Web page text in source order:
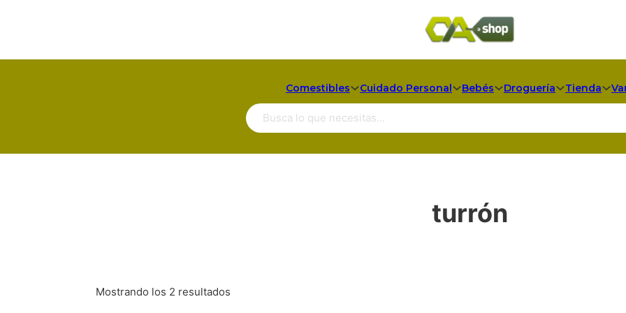
Comestibles Cuidado Personal Bebés Droguería Tienda
Buscar ...
turrón
Mostrando los 2 resultados